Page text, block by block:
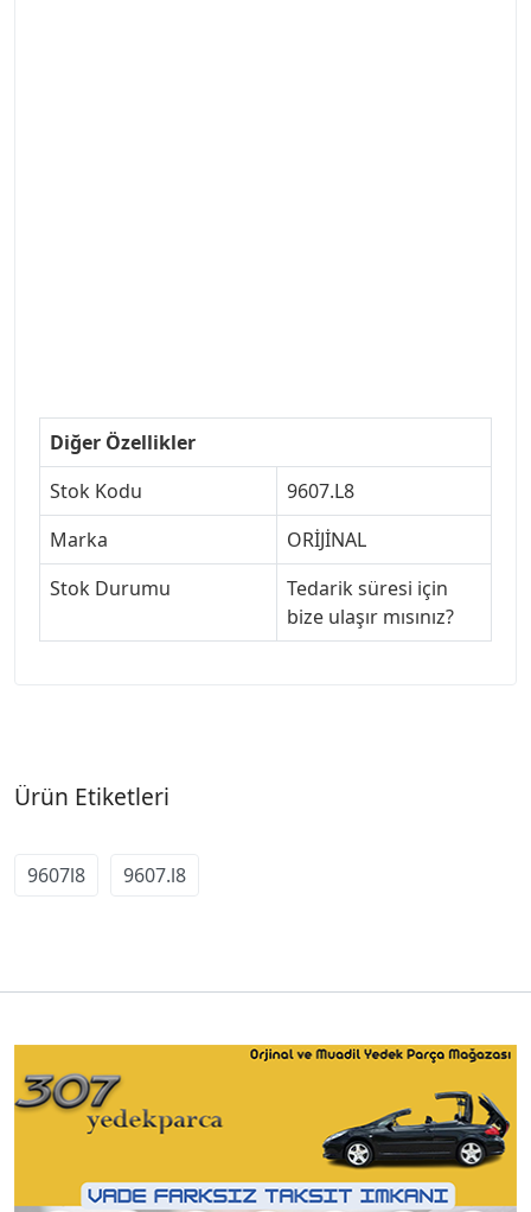
Diğer Özellikler
Stok Kodu
9607.L8
Marka
ORİJİNAL
Stok Durumu
Tedarik süresi için
bize ulaşır mısınız?
Ürün Etiketleri
9607l8 9607.l8